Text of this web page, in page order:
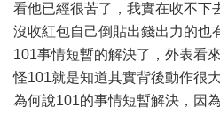
看他已經很苦了，我實在收不下
沒收紅包自己倒貼出錢出力的也
101事情短暫的解決了，外表看
怪101就是知道其實背後動作很大
為何說101的事情短暫解決，因